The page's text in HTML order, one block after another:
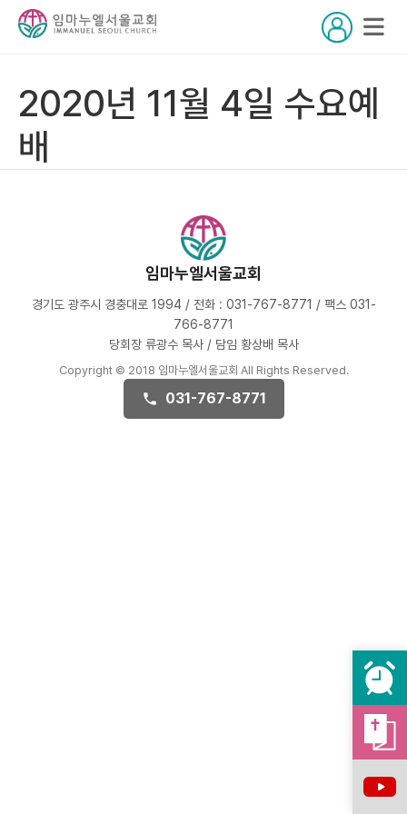
2020년 11월 4일 수요예
배
임마누엘서울교회
경기도 광주시 경충대로 1994 / 전화 : 031-767-8771 / 팩스 031-
766-8771
당회장 류광수 목사 / 담임 황상배 목사
Copyright © 2018 임마누엘서울교회 All Rights Reserved.
031-767-8771